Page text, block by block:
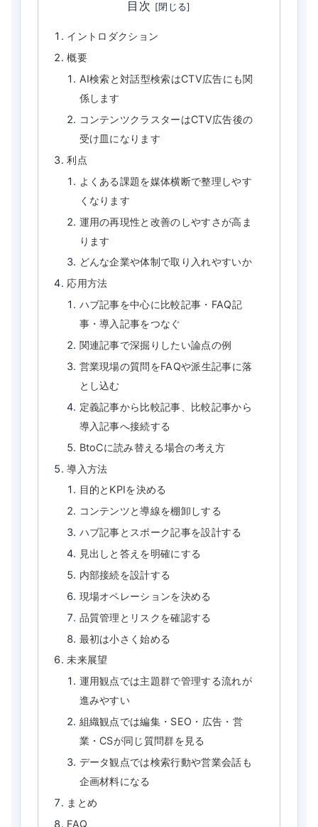
目次
イントロダクション
概要
AI検索と対話型検索はCTV広告にも関
係します
コンテンツクラスターはCTV広告後の
受け皿になります
利点
よくある課題を媒体横断で整理しやす
くなります
運用の再現性と改善のしやすさが高ま
ります
どんな企業や体制で取り入れやすいか
応用方法
ハブ記事を中心に比較記事・FAQ記
事・導入記事をつなぐ
関連記事で深掘りしたい論点の例
営業現場の質問をFAQや派生記事に落
とし込む
定義記事から比較記事、比較記事から
導入記事へ接続する
BtoCに読み替える場合の考え方
導入方法
目的とKPIを決める
コンテンツと導線を棚卸しする
ハブ記事とスポーク記事を設計する
見出しと答えを明確にする
内部接続を設計する
現場オペレーションを決める
品質管理とリスクを確認する
最初は小さく始める
未来展望
運用観点では主題群で管理する流れが
進みやすい
組織観点では編集・SEO・広告・営
業・CSが同じ質問群を見る
データ観点では検索行動や営業会話も
企画材料になる
まとめ
FAQ